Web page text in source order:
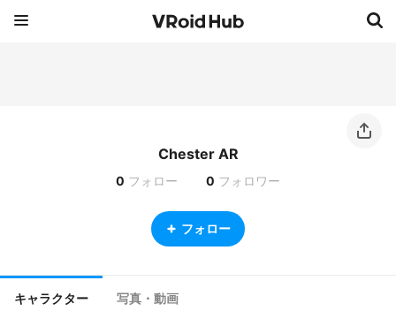
Chester AR
0 フォロー 0 フォロワー
フォロー
キャラクター 写真・動画